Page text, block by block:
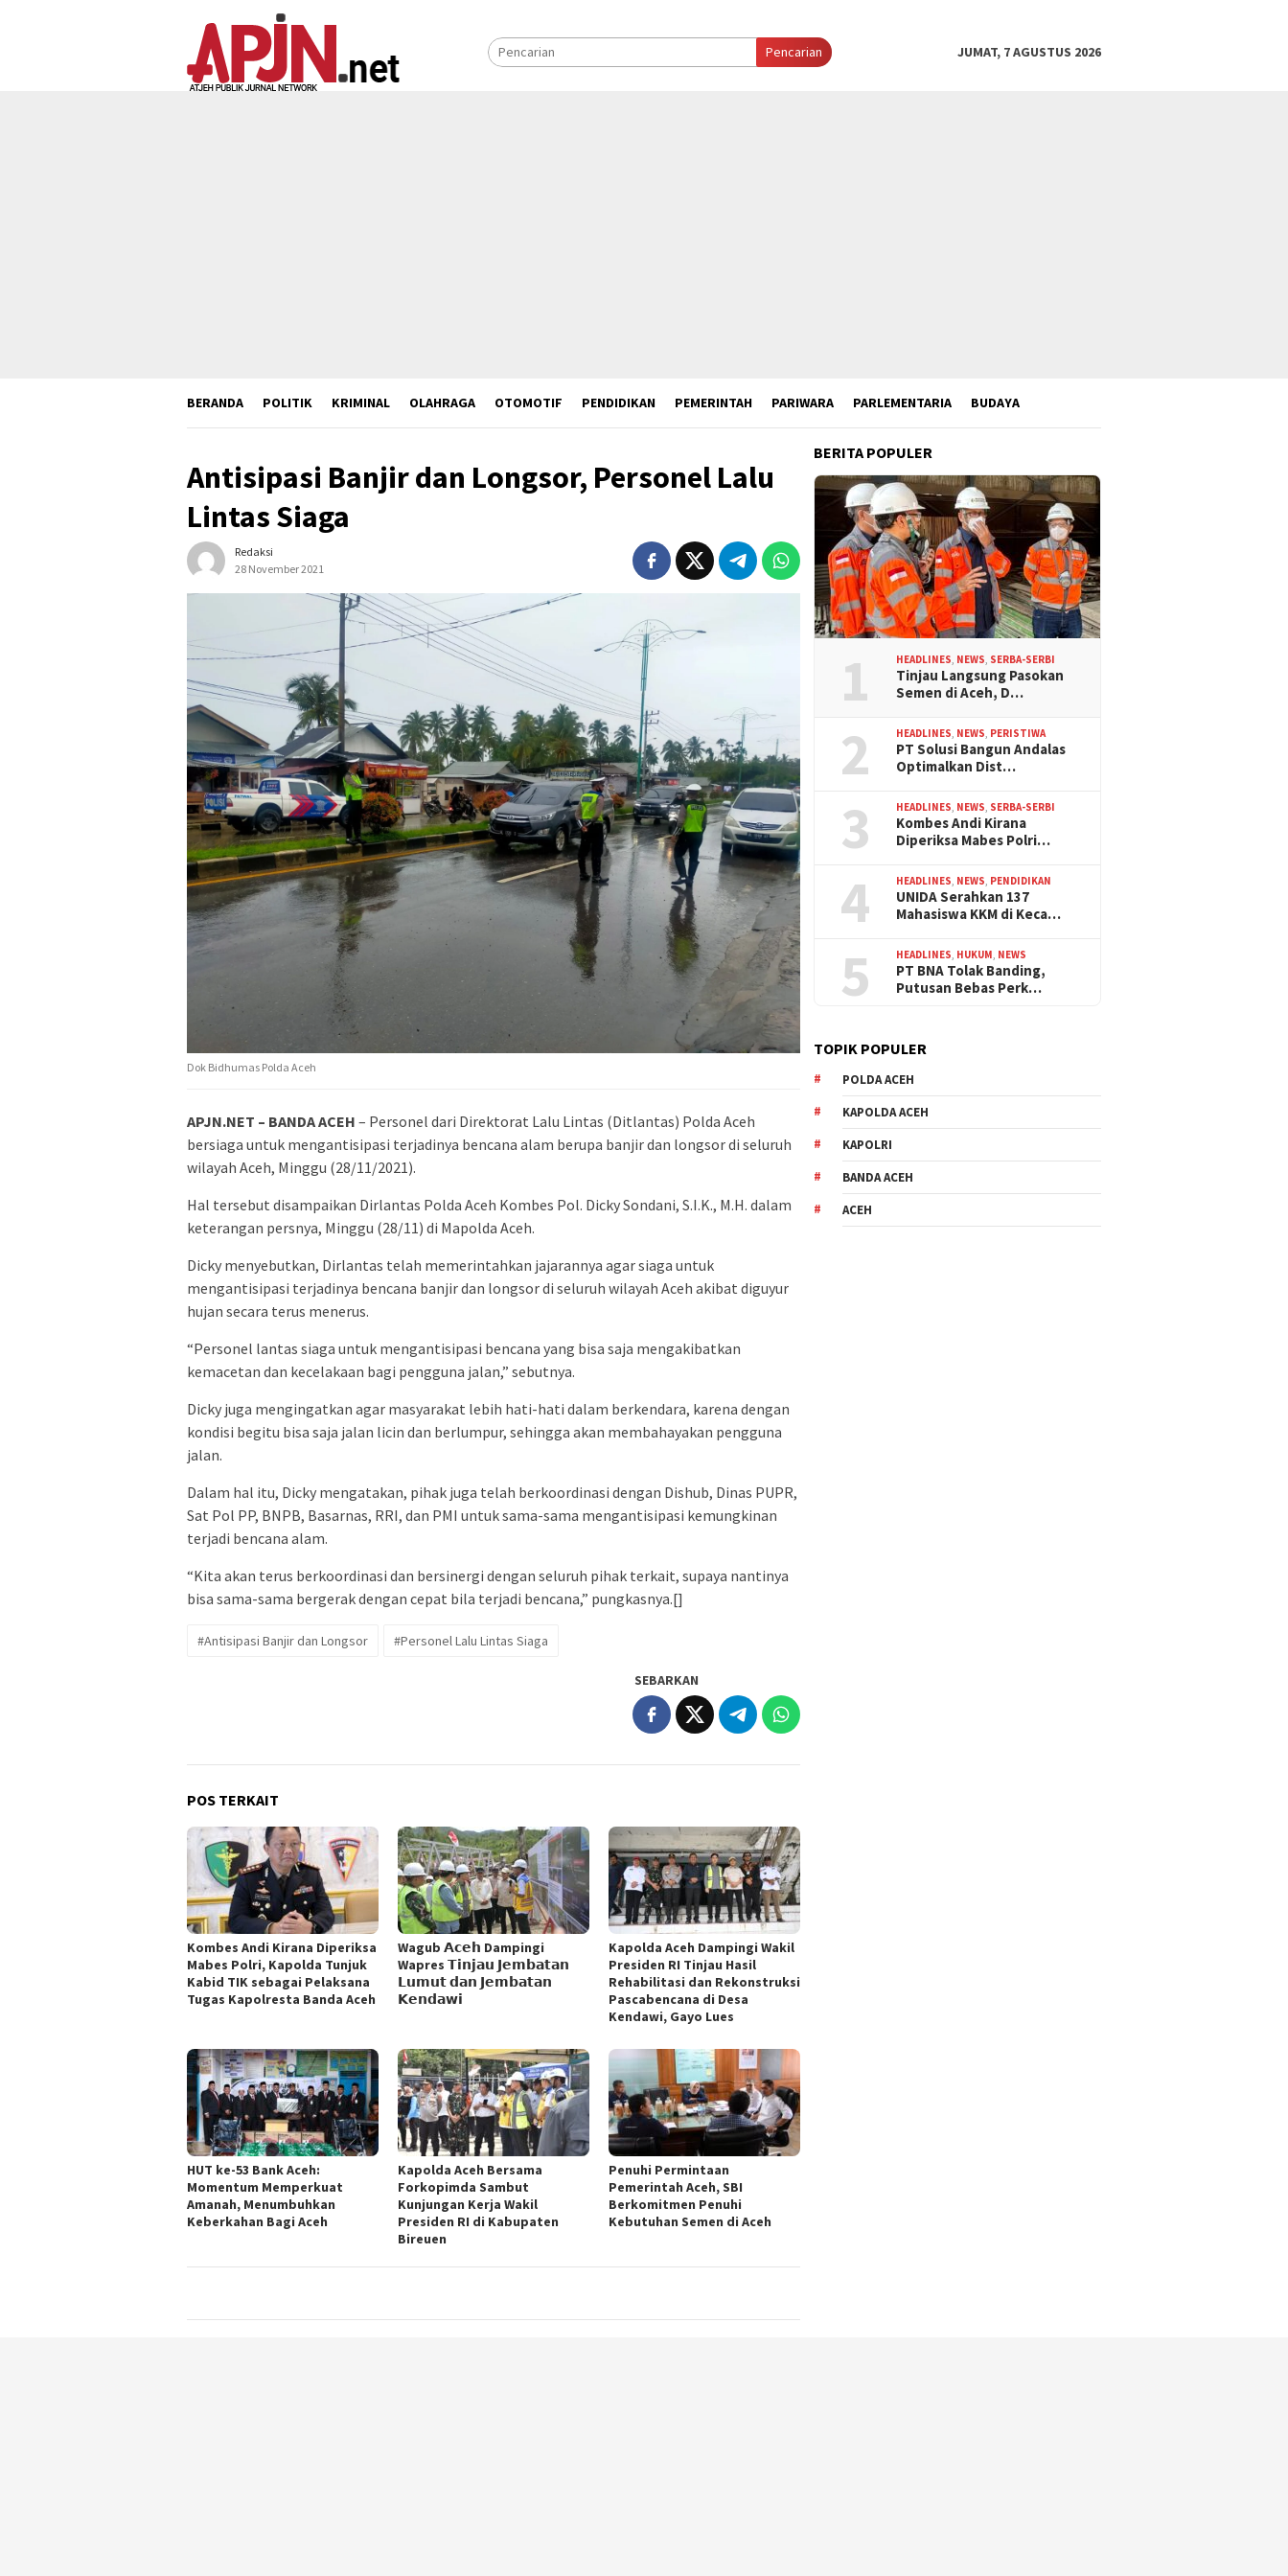
Pencarian JUMAT, 7 AGUSTUS 2026
BERANDA POLITIK KRIMINAL OLAHRAGA OTOMOTIF PENDIDIKAN PEMERINTAH PARIWARA PARLEMENTARIA BUDAYA
Antisipasi Banjir dan Longsor, Personel Lalu
Lintas Siaga
Redaksi
28 November 2021
Dok Bidhumas Polda Aceh
APJN.NET – BANDA ACEH – Personel dari Direktorat Lalu Lintas (Ditlantas) Polda Aceh
bersiaga untuk mengantisipasi terjadinya bencana alam berupa banjir dan longsor di seluruh
wilayah Aceh, Minggu (28/11/2021).
Hal tersebut disampaikan Dirlantas Polda Aceh Kombes Pol. Dicky Sondani, S.I.K., M.H. dalam
keterangan persnya, Minggu (28/11) di Mapolda Aceh.
Dicky menyebutkan, Dirlantas telah memerintahkan jajarannya agar siaga untuk
mengantisipasi terjadinya bencana banjir dan longsor di seluruh wilayah Aceh akibat diguyur
hujan secara terus menerus.
“Personel lantas siaga untuk mengantisipasi bencana yang bisa saja mengakibatkan
kemacetan dan kecelakaan bagi pengguna jalan,” sebutnya.
Dicky juga mengingatkan agar masyarakat lebih hati-hati dalam berkendara, karena dengan
kondisi begitu bisa saja jalan licin dan berlumpur, sehingga akan membahayakan pengguna
jalan.
Dalam hal itu, Dicky mengatakan, pihak juga telah berkoordinasi dengan Dishub, Dinas PUPR,
Sat Pol PP, BNPB, Basarnas, RRI, dan PMI untuk sama-sama mengantisipasi kemungkinan
terjadi bencana alam.
“Kita akan terus berkoordinasi dan bersinergi dengan seluruh pihak terkait, supaya nantinya
bisa sama-sama bergerak dengan cepat bila terjadi bencana,” pungkasnya.[]
#Antisipasi Banjir dan Longsor #Personel Lalu Lintas Siaga
SEBARKAN
POS TERKAIT
Kombes Andi Kirana Diperiksa
Mabes Polri, Kapolda Tunjuk
Kabid TIK sebagai Pelaksana
Tugas Kapolresta Banda Aceh
Wagub 𝗔𝗰𝗲𝗵 Dampingi
Wapres 𝗧𝗶𝗻𝗷𝗮𝘂 𝗝𝗲𝗺𝗯𝗮𝘁𝗮𝗻
𝗟𝘂𝗺𝘂𝘁 𝗱𝗮𝗻 𝗝𝗲𝗺𝗯𝗮𝘁𝗮𝗻
𝗞𝗲𝗻𝗱𝗮𝘄𝗶
Kapolda Aceh Dampingi Wakil
Presiden RI Tinjau Hasil
Rehabilitasi dan Rekonstruksi
Pascabencana di Desa
Kendawi, Gayo Lues
HUT ke-53 Bank Aceh:
Momentum Memperkuat
Amanah, Menumbuhkan
Keberkahan Bagi Aceh
Kapolda Aceh Bersama
Forkopimda Sambut
Kunjungan Kerja Wakil
Presiden RI di Kabupaten
Bireuen
Penuhi Permintaan
Pemerintah Aceh, SBI
Berkomitmen Penuhi
Kebutuhan Semen di Aceh
BERITA POPULER
1 HEADLINES NEWS SERBA-SERBI
Tinjau Langsung Pasokan
Semen di Aceh, D…
2 HEADLINES NEWS PERISTIWA
PT Solusi Bangun Andalas
Optimalkan Dist…
3 HEADLINES NEWS SERBA-SERBI
Kombes Andi Kirana
Diperiksa Mabes Polri…
4 HEADLINES NEWS PENDIDIKAN
UNIDA Serahkan 137
Mahasiswa KKM di Keca…
5 HEADLINES HUKUM NEWS
PT BNA Tolak Banding,
Putusan Bebas Perk…
TOPIK POPULER
POLDA ACEH
KAPOLDA ACEH
KAPOLRI
BANDA ACEH
ACEH